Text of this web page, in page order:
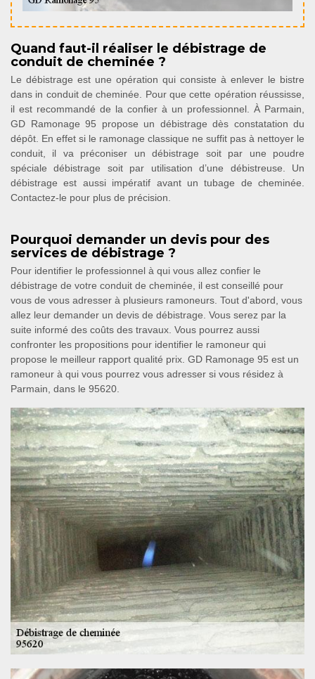
Quand faut-il réaliser le débistrage de
conduit de cheminée ?
Le débistrage est une opération qui consiste à enlever le bistre
dans in conduit de cheminée. Pour que cette opération réussisse,
il est recommandé de la confier à un professionnel. À Parmain,
GD Ramonage 95 propose un débistrage dès constatation du
dépôt. En effet si le ramonage classique ne suffit pas à nettoyer le
conduit, il va préconiser un débistrage soit par une poudre
spéciale débistrage soit par utilisation d’une débistreuse. Un
débistrage est aussi impératif avant un tubage de cheminée.
Contactez-le pour plus de précision.
Pourquoi demander un devis pour des
services de débistrage ?
Pour identifier le professionnel à qui vous allez confier le
débistrage de votre conduit de cheminée, il est conseillé pour
vous de vous adresser à plusieurs ramoneurs. Tout d'abord, vous
allez leur demander un devis de débistrage. Vous serez par la
suite informé des coûts des travaux. Vous pourrez aussi
confronter les propositions pour identifier le ramoneur qui
propose le meilleur rapport qualité prix. GD Ramonage 95 est un
ramoneur à qui vous pourrez vous adresser si vous résidez à
Parmain, dans le 95620.